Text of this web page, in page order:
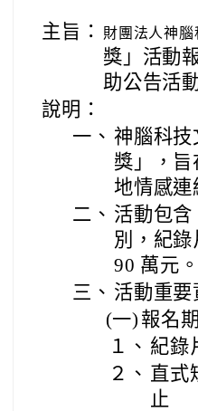
主旨： 財團法人神
獎」活動
助公告活
說明：
一、 神腦科技
獎」，
地情感
二、 活動包
別，紀
90 萬元。
三、 活動重要
(一) 報名
１、 紀錄
２、 直式
止